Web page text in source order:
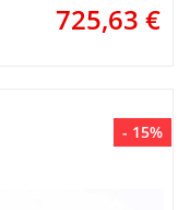
725,63 €
- 15%